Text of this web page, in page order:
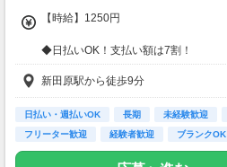
【時給】1250円
◆日払いOK！支払い額は7割！
※規定・支払い条件有
新田原駅から徒歩9分
日払い・週払いOK 長期 未経験歓迎
フリーター歓迎
経験者歓迎 ブランクOK